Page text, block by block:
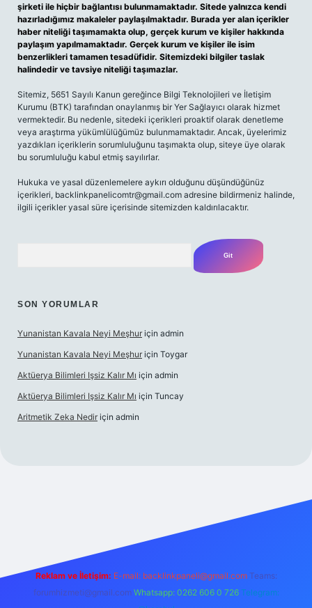
şirketi ile hiçbir bağlantısı bulunmamaktadır. Sitede yalnızca kendi
hazırladığımız makaleler paylaşılmaktadır. Burada yer alan içerikler
haber niteliği taşımamakta olup, gerçek kurum ve kişiler hakkında
paylaşım yapılmamaktadır. Gerçek kurum ve kişiler ile isim
benzerlikleri tamamen tesadüfidir. Sitemizdeki bilgiler taslak
halindedir ve tavsiye niteliği taşımazlar.
Sitemiz, 5651 Sayılı Kanun gereğince Bilgi Teknolojileri ve İletişim
Kurumu (BTK) tarafından onaylanmış bir Yer Sağlayıcı olarak hizmet
vermektedir. Bu nedenle, sitedeki içerikleri proaktif olarak denetleme
veya araştırma yükümlülüğümüz bulunmamaktadır. Ancak, üyelerimiz
yazdıkları içeriklerin sorumluluğunu taşımakta olup, siteye üye olarak
bu sorumluluğu kabul etmiş sayılırlar.
Hukuka ve yasal düzenlemelere aykırı olduğunu düşündüğünüz
içerikleri, backlinkpanelicomtr@gmail.com adresine bildirmeniz halinde,
ilgili içerikler yasal süre içerisinde sitemizden kaldırılacaktır.
SON YORUMLAR
Yunanistan Kavala Neyi Meşhur için admin
Yunanistan Kavala Neyi Meşhur için Toygar
Aktüerya Bilimleri Işsiz Kalır Mı için admin
Aktüerya Bilimleri Işsiz Kalır Mı için Tuncay
Aritmetik Zeka Nedir için admin
Reklam ve İletişim: E-mail: backlinkpaneli@gmail.com Teams:
forumhizmeti@gmail.com Whatsapp: 0262 606 0 726 Telegram: